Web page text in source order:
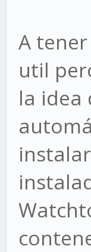
A
util
la idea